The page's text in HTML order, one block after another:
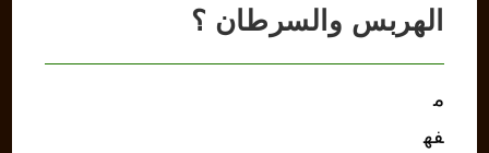
الهربس والسرطان ؟
م
فه